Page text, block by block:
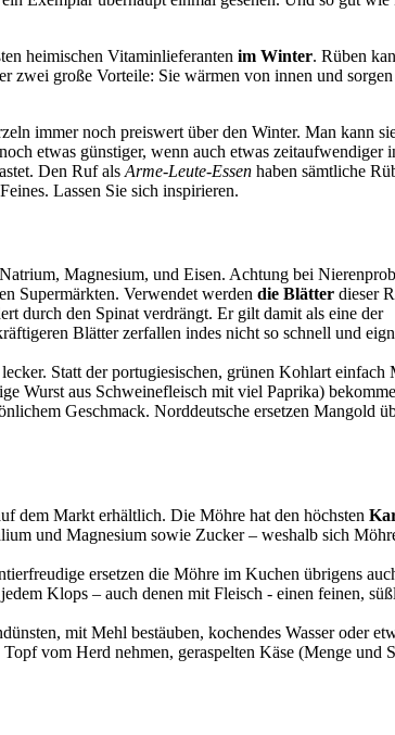
heimischen Vitaminlieferanten im Winter. Rüben
zwei große Vorteile: Sie wärmen von innen und
immer noch preiswert über den Winter. Man kann
etwas günstiger, wenn auch etwas zeitaufwendiger
Den Ruf als Arme-Leute-Essen haben sämtliche
Lassen Sie sich inspirieren.
Magnesium, und Eisen. Achtung bei
Supermärkten. Verwendet werden die Blätter dieser
durch den Spinat verdrängt. Er gilt damit als eine der
Blätter zerfallen indes nicht so schnell und
Statt der portugiesischen, grünen Kohlart einfach
Wurst aus Schweinefleisch mit viel Paprika)
Geschmack. Norddeutsche ersetzen Mangold
dem Markt erhältlich. Die Möhre hat den höchsten
und Magnesium sowie Zucker – weshalb sich
ersetzen die Möhre im Kuchen übrigens
Klops – auch denen mit Fleisch - einen feinen,
mit Mehl bestäuben, kochendes Wasser oder
vom Herd nehmen, geraspelten Käse (Menge und